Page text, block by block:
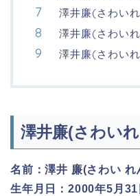
澤井廉(さわい
澤井廉(さわい
澤井廉(さわい
澤井廉(さわい
名前：澤井 廉(さわい れ
生年月日：2000年5月31